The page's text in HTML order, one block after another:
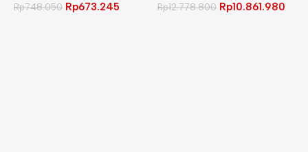
Rp748.050 Rp673.245 Rp12.778.800 Rp10.861.980